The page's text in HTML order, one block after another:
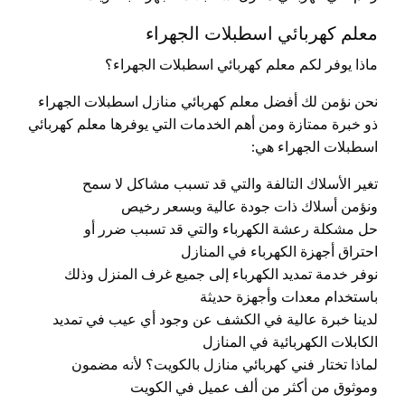
معلم كهربائي اسطبلات الجهراء
ماذا يوفر لكم معلم كهربائي اسطبلات الجهراء؟
نحن نؤمن لك أفضل معلم كهربائي منازل اسطبلات الجهراء
ذو خبرة ممتازة ومن أهم الخدمات التي يوفرها معلم كهربائي
اسطبلات الجهراء هي:
تغير الأسلاك التالفة والتي قد تسبب مشاكل لا سمح
ونؤمن أسلاك ذات جودة عالية وبسعر رخيص
حل مشكلة رعشة الكهرباء والتي قد تسبب ضرر أو
احتراق أجهزة الكهرباء في المنازل
نوفر خدمة تمديد الكهرباء إلى جميع غرف المنزل وذلك
باستخدام معدات وأجهزة حديثة
لدينا خبرة عالية في الكشف عن وجود أي عيب في تمديد
الكابلات الكهربائية في المنازل
لماذا تختار فني كهربائي منازل بالكويت؟ لأنه مضمون
وموثوق من أكثر من ألف عميل في الكويت